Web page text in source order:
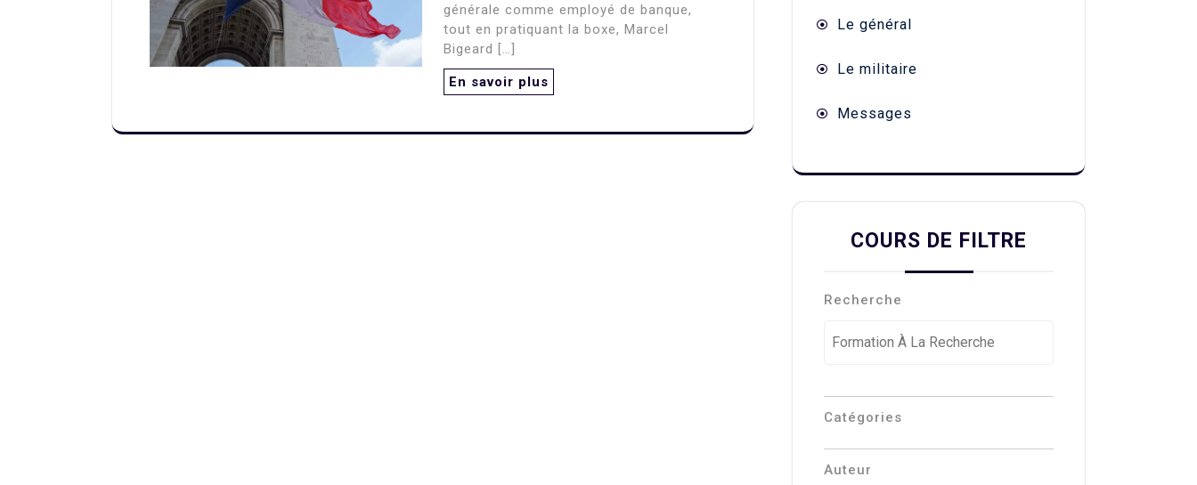
générale comme employé de banque,
tout en pratiquant la boxe, Marcel
Bigeard […]
En savoir plus
Le général
Le militaire
Messages
COURS DE FILTRE
Recherche
Catégories
Auteur